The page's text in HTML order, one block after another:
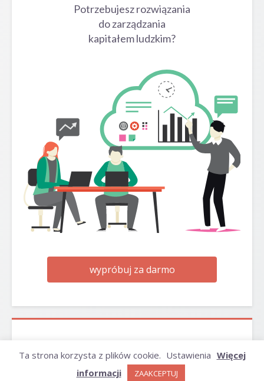
Potrzebujesz rozwiązania
do zarządzania
kapitałem ludzkim?
wypróbuj za darmo
Ta strona korzysta z plików cookie. Ustawienia Więcej
informacji
ZAAKCEPTUJ